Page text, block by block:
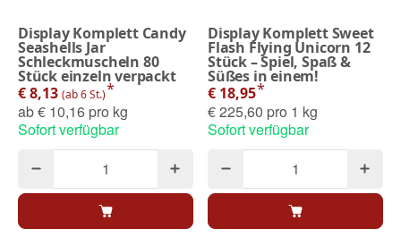
Display Komplett Candy
Seashells Jar
Schleckmuscheln 80
Stück einzeln verpackt
€ 8,13 (ab 6 St.)*
ab€ 10,16 pro kg
Sofort verfügbar
Display Komplett Sweet
Flash Flying Unicorn 12
Stück – Spiel, Spaß &
Süßes in einem!
€ 18,95*
€ 225,60 pro 1 kg
Sofort verfügbar